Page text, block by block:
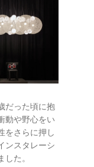
だった頃に抱
動や野心をい
をさらに押し
スタレーシ
た。